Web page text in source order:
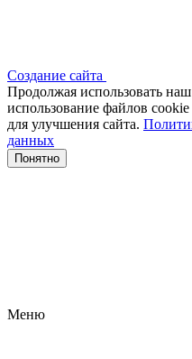
Создание сайта
Продолжая использовать
использование файлов
для улучшения сайта.
данных
Понятно
Меню